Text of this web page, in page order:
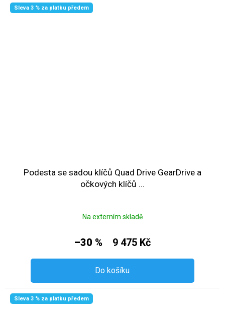
Sleva 3 % za platbu předem
Podesta se sadou klíčů Quad Drive GearDrive a
očkových klíčů ...
Na externím skladě
–30 % 9 475 Kč
Do košíku
Sleva 3 % za platbu předem